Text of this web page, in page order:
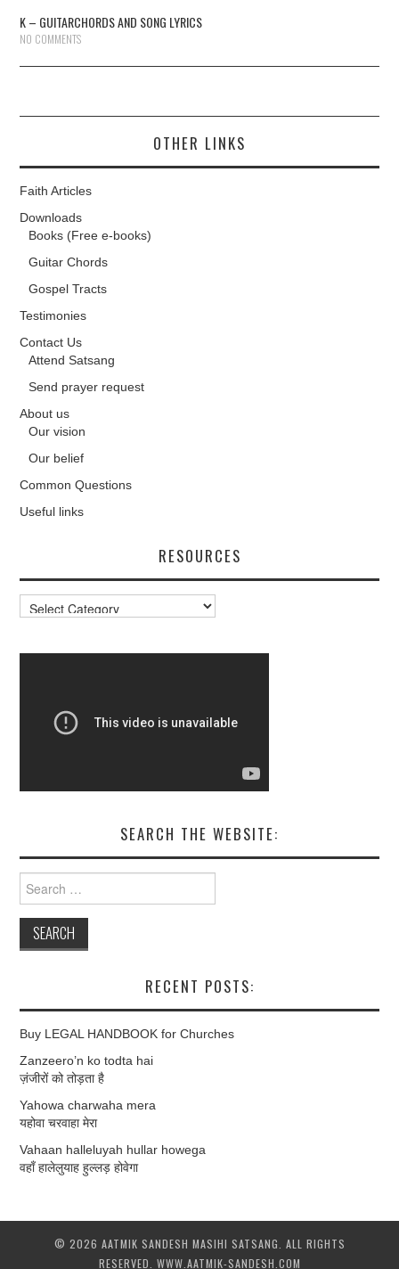
K – GUITARCHORDS AND SONG LYRICS
NO COMMENTS
OTHER LINKS
Faith Articles
Downloads
Books (Free e-books)
Guitar Chords
Gospel Tracts
Testimonies
Contact Us
Attend Satsang
Send prayer request
About us
Our vision
Our belief
Common Questions
Useful links
RESOURCES
Resources
SEARCH THE WEBSITE:
for:
RECENT POSTS:
Buy LEGAL HANDBOOK for Churches
Zanzeero’n ko todta hai
ज़ंजीरों को तोड़ता है
Yahowa charwaha mera
यहोवा चरवाहा मेरा
Vahaan halleluyah hullar howega
वहाँ हालेलुयाह हुल्लड़ होवेगा
© 2026 AATMIK SANDESH MASIHI SATSANG. ALL RIGHTS
RESERVED. WWW.AATMIK-SANDESH.COM